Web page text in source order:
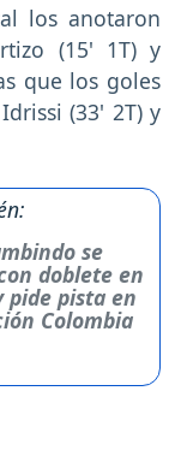
los anotaron
(15' 1T) y
que los goles
(33' 2T) y
se
doblete en
pide pista en
Colombia